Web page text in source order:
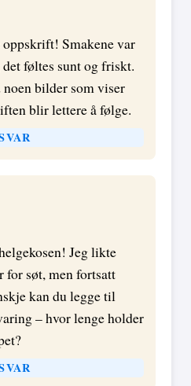
Smakene var
føltes sunt og friskt.
bilder som viser
blir lettere å følge.
Jeg likte
for søt, men fortsatt
kan du legge til
– hvor lenge holder